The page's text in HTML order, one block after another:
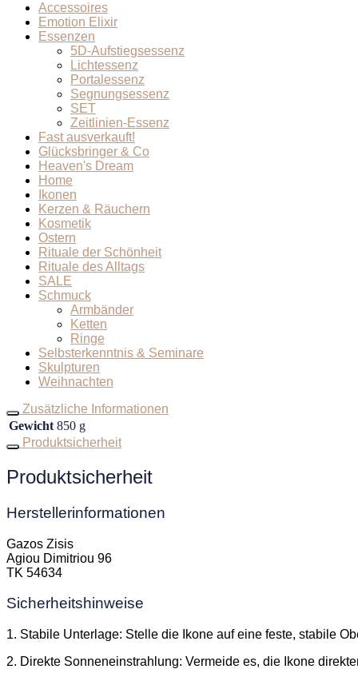
Accessoires
Emotion Elixir
Essenzen
5D-Aufstiegsessenz
Lichtessenz
Portalessenz
Segnungsessenz
SET
Zeitlinien-Essenz
Fast ausverkauft!
Glücksbringer & Co
Heaven's Dream
Home
Ikonen
Kerzen & Räuchern
Kosmetik
Ostern
Rituale der Schönheit
Rituale des Alltags
SALE
Schmuck
Armbänder
Ketten
Ringe
Selbsterkenntnis & Seminare
Skulpturen
Weihnachten
Zusätzliche Informationen
Gewicht 850 g
Produktsicherheit
Produktsicherheit
Herstellerinformationen
Gazos Zisis
Agiou Dimitriou 96
TK 54634
Sicherheitshinweise
1. Stabile Unterlage: Stelle die Ikone auf eine feste, stabile
2. Direkte Sonneneinstrahlung: Vermeide es, die Ikone